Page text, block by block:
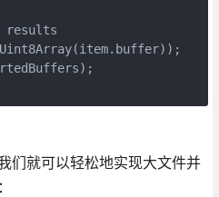
results
们就可以轻松地实现大文件并